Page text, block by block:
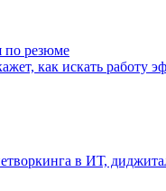
по резюме
как искать работу
в ИТ,